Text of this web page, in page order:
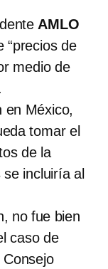
AMLO
“precios de
medio de
en México,
tomar el
de la
incluiría al
no fue bien
caso de